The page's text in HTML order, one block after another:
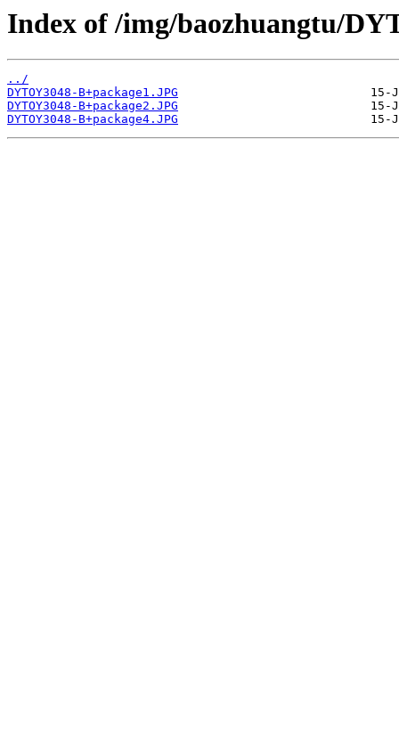
Index of /img/baozhuangtu/
../
DYTOY3048-B+package1.JPG
DYTOY3048-B+package2.JPG
DYTOY3048-B+package4.JPG